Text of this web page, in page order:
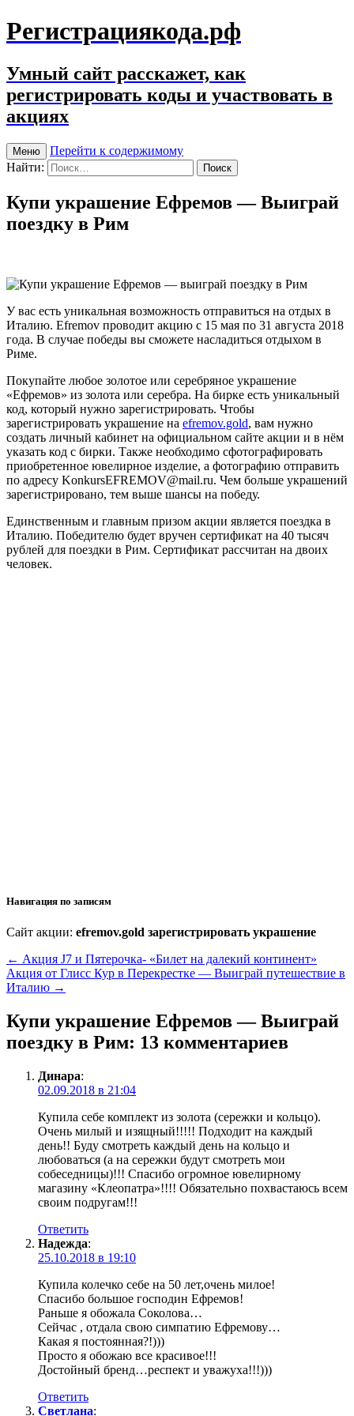
Регистрациякода.рф
Умный сайт расскажет, как
регистрировать коды и участвовать в
акциях
Меню
Перейти к содержимому
Найти:
Купи украшение Ефремов — Выиграй
поездку в Рим
У вас есть уникальная возможность отправиться на отдых в
Италию. Efremov проводит акцию с 15 мая по 31 августа 2018
года. В случае победы вы сможете насладиться отдыхом в
Риме.
Покупайте любое золотое или серебряное украшение
«Ефремов» из золота или серебра. На бирке есть уникальный
код, который нужно зарегистрировать. Чтобы
зарегистрировать украшение на efremov.gold, вам нужно
создать личный кабинет на официальном сайте акции и в нём
указать код с бирки. Также необходимо сфотографировать
приобретенное ювелирное изделие, а фотографию отправить
по адресу KonkursEFREMOV@mail.ru. Чем больше украшений
зарегистрировано, тем выше шансы на победу.
Единственным и главным призом акции является поездка в
Италию. Победителю будет вручен сертификат на 40 тысяч
рублей для поездки в Рим. Сертификат рассчитан на двоих
человек.
Навигация по записям
Сайт акции: efremov.gold зарегистрировать украшение
← Акция J7 и Пятерочка- «Билет на далекий континент»
Акция от Глисс Кур в Перекрестке — Выиграй путешествие в
Италию →
Купи украшение Ефремов — Выиграй
поездку в Рим: 13 комментариев
Динара:
02.09.2018 в 21:04
Купила себе комплект из золота (сережки и кольцо).
Очень милый и изящный!!!!! Подходит на каждый
день!! Буду смотреть каждый день на кольцо и
любоваться (а на сережки будут смотреть мои
собеседницы)!!! Спасибо огромное ювелирному
магазину «Клеопатра»!!!! Обязательно похвастаюсь всем
своим подругам!!!
Ответить
Надежда:
25.10.2018 в 19:10
Купила колечко себе на 50 лет,очень милое!
Спасибо большое господин Ефремов!
Раньше я обожала Соколова…
Сейчас , отдала свою симпатию Ефремову…
Какая я постоянная?!)))
Просто я обожаю все красивое!!!
Достойный бренд…респект и уважуха!!!)))
Ответить
Светлана: